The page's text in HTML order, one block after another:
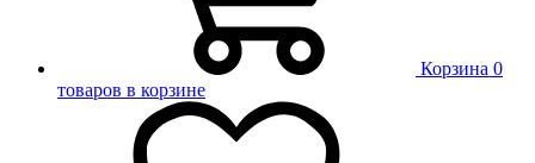
Корзина 0
товаров в корзине